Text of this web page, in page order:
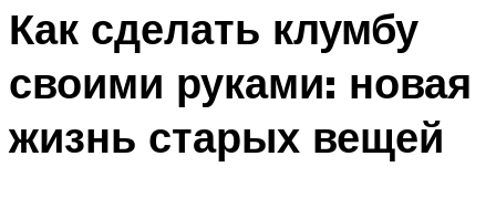
Как сделать клумбу
своими руками: новая
жизнь старых вещей